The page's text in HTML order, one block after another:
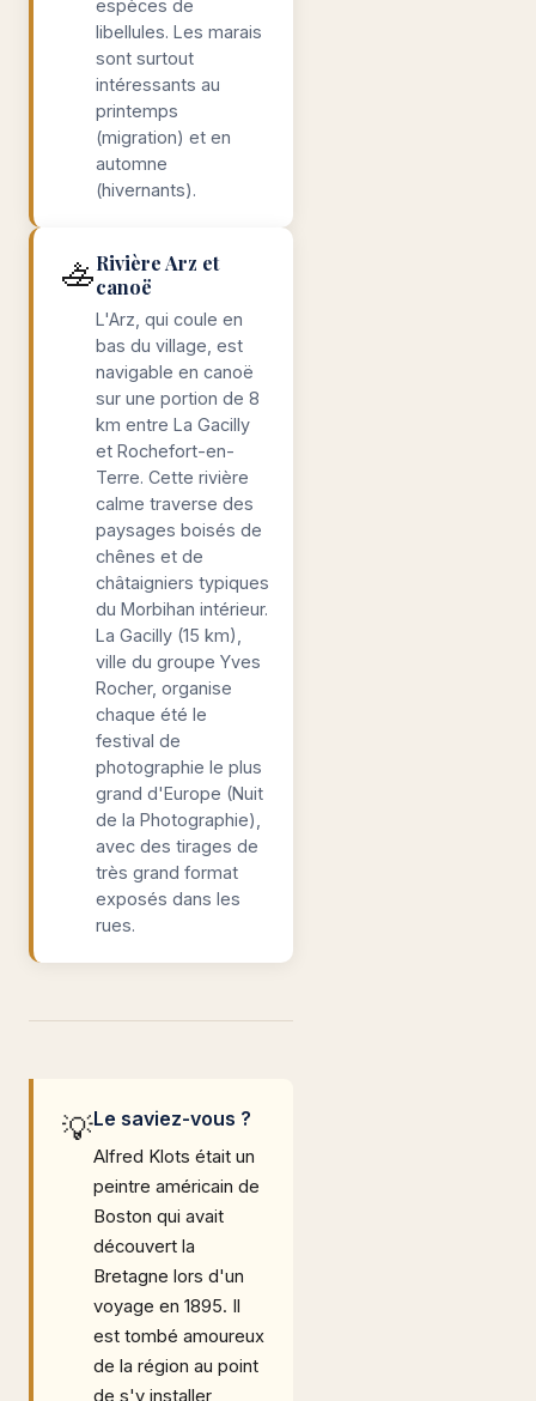
espèces de
libellules. Les marais
sont surtout
intéressants au
printemps
(migration) et en
automne
(hivernants).
🚣Rivière Arz et
canoë
L'Arz, qui coule en
bas du village, est
navigable en canoë
sur une portion de 8
km entre La Gacilly
et Rochefort-en-
Terre. Cette rivière
calme traverse des
paysages boisés de
chênes et de
châtaigniers typiques
du Morbihan intérieur.
La Gacilly (15 km),
ville du groupe Yves
Rocher, organise
chaque été le
festival de
photographie le plus
grand d'Europe (Nuit
de la Photographie),
avec des tirages de
très grand format
exposés dans les
rues.
💡Le saviez-vous ?
Alfred Klots était un
peintre américain de
Boston qui avait
découvert la
Bretagne lors d'un
voyage en 1895. Il
est tombé amoureux
de la région au point
de s'y installer